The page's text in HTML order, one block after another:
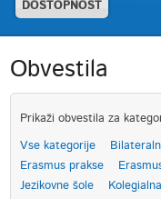
DOSTOPNOST
Obvestila
Prikaži obvestila za
Vse kategorije
Erasmus prakse
Jezikovne šole